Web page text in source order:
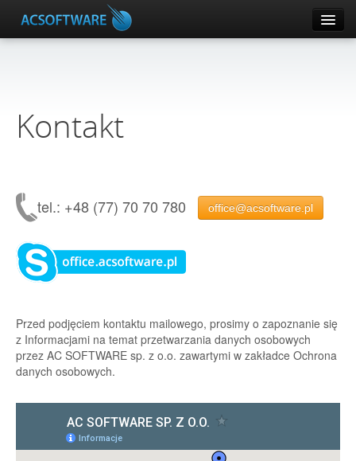
DOMOPHONE
Pozostałe produkty
Panel klienta
Kontakt
tel.: +48 (77) 70 70 780 office@acsoftware.pl
Przed podjęciem kontaktu mailowego, prosimy o zapoznanie się
z Informacjami na temat przetwarzania danych osobowych
przez AC SOFTWARE sp. z o.o. zawartymi w zakładce Ochrona
danych osobowych.